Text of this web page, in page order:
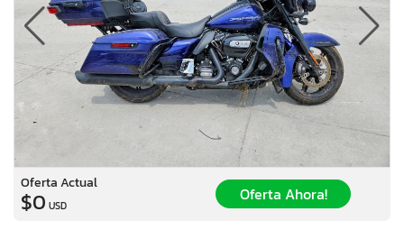
Oferta Actual
$0 USD
Oferta Ahora!